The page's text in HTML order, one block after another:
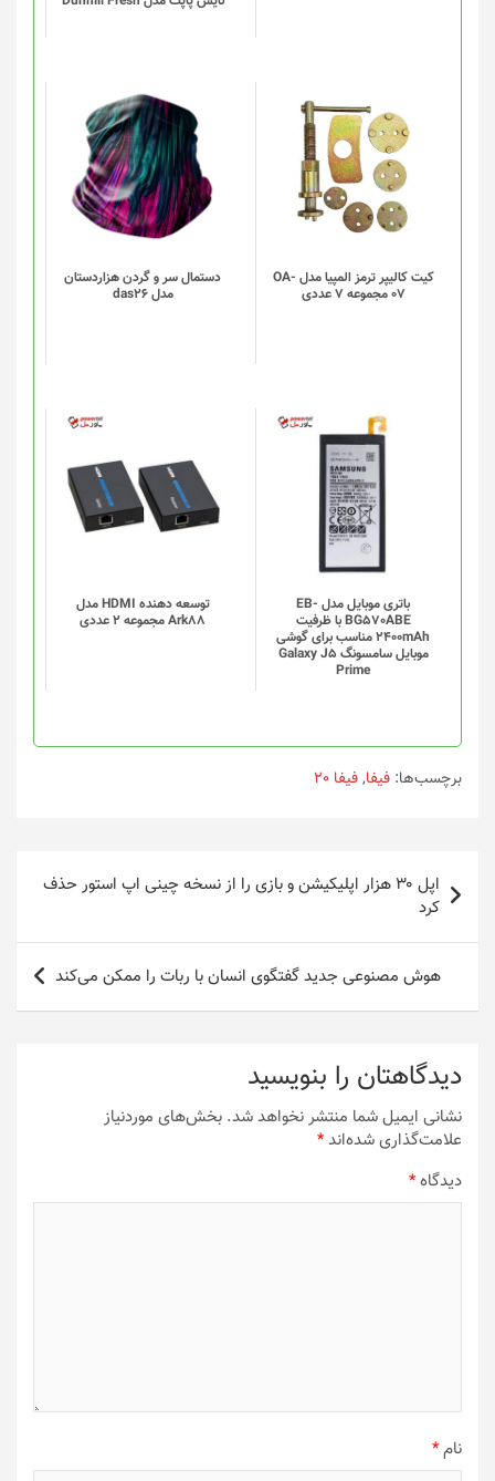
انتخاب
شوند
کیت کالیپر ترمز المپیا مدل OA-
07 مجموعه 7 عددی
دستمال سر و گردن هزاردستان
مدل das26
این
محصول
دارای
انواع
مختلفی
می
گزینه
ها
محصول
شوند
باتری موبایل مدل EB-
BG570ABE با ظرفیت
2400mAh مناسب برای گوشی
موبایل سامسونگ Galaxy J5
Prime
توسعه دهنده HDMI مدل
Ark88 مجموعه 2 عددی
برچسب‌ها: فیفا,فیفا 20
راهبری
نوشته
اپل ۳۰ هزار اپلیکیشن و بازی را از نسخه چینی اپ استور حذف
کرد
هوش مصنوعی جدید گفتگوی انسان با ربات را ممکن می‌کند
دیدگاهتان را بنویسید
نشانی ایمیل شما منتشر نخواهد شد. بخش‌های موردنیاز
علامت‌گذاری شده‌اند*
دیدگاه*
نام*